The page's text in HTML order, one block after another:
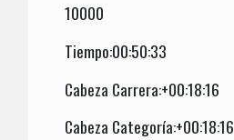
10000
Tiempo:00:50:33
Cabeza Carrera:+00:18:16
Cabeza Categoría:+00:18:16